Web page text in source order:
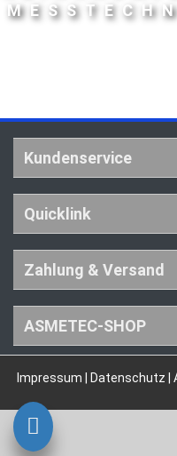
Kundenservice
Quicklink
Zahlung & Versand
ASMETEC-SHOP
Impressum Datenschutz